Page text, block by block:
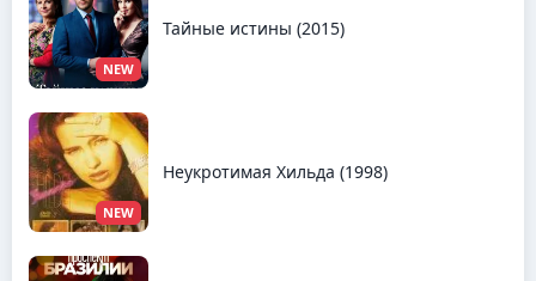
NEW
Тайные истины (2015)
NEW
Неукротимая Хильда (1998)